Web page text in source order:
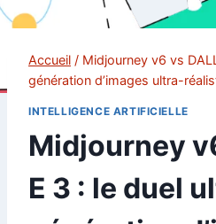
Accueil / Midjourney v6 vs
génération d’images ultra-
INTELLIGENCE ARTIFICIELLE
Midjourney
E 3 : le duel